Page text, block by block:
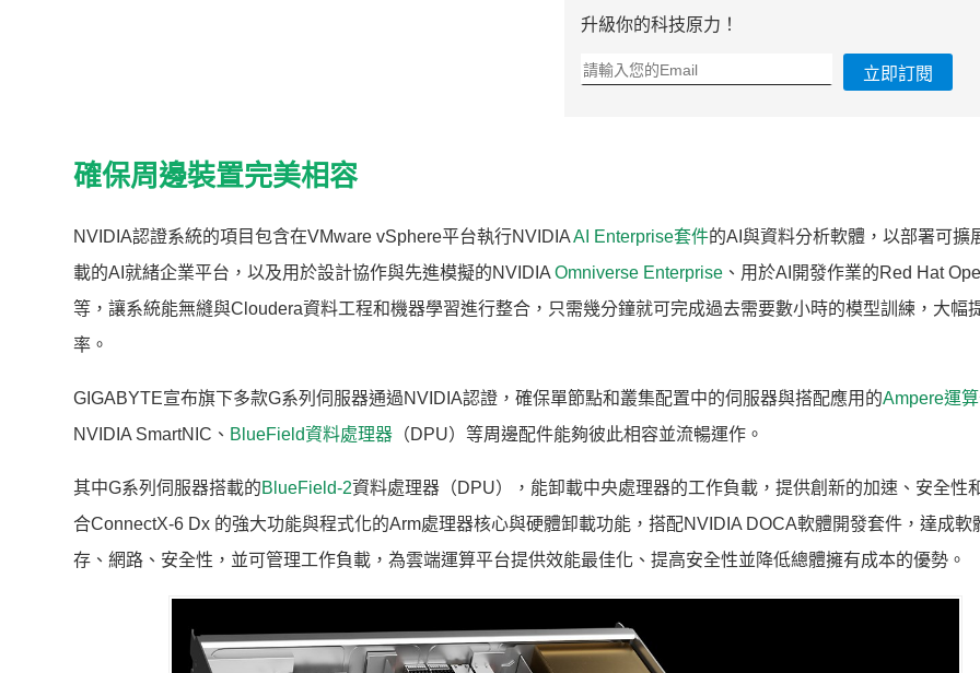
升級你的科技原力！
立即訂閱
確保周邊裝置完美相容
NVIDIA認證系統的項目包含在VMware vSphere平台執行NVIDIAAI Enterprise套件的AI與資料分析軟體，以部署可擴
載的AI就緒企業平台，以及用於設計協作與先進模擬的NVIDIA Omniverse Enterprise 、用於AI開發作業的Red Hat
等，讓系統能無縫與Cloudera資料工程和機器學習進行整合，只需幾分鐘就可完成過去需要數小時的模型訓練，大幅
率。
GIGABYTE宣布旗下多款G系列伺服器通過NVIDIA認證，確保單節點和叢集配置中的伺服器與搭配應用的Ampere運
NVIDIA SmartNIC、 BlueField資料處理器 （DPU）等周邊配件能夠彼此相容並流暢運作。
其中G系列伺服器搭載的BlueField-2資料處理器（DPU），能卸載中央處理器的工作負載，提供創新的加速、安全性
合ConnectX-6 Dx 的強大功能與程式化的Arm處理器核心與硬體卸載功能，搭配NVIDIA DOCA軟體開發套件，達成軟
存、網路、安全性，並可管理工作負載，為雲端運算平台提供效能最佳化、提高安全性並降低總體擁有成本的優勢。